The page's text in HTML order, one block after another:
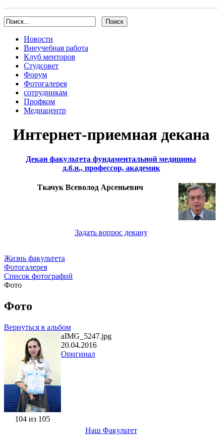
Новости
Внеучебная работа
Клуб менторов
Студсовет
Форум
Фотогалерея
сотрудникам
Профком
Медиацентр
Интернет-приемная декана
Декан факультета фундаментальной медицины
д.б.н., профессор, академик
Ткачук Всеволод Арсеньевич
Задать вопрос декану
Жизнь факультета
Фотогалерея
Список фотографий
Фото
Фото
Вернуться в альбом
104 из 105
aIMG_5247.jpg
20.04.2016
Оригинал
Наш Факультет